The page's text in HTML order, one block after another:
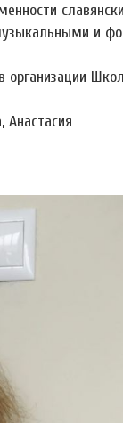
и
организации
Анастасия